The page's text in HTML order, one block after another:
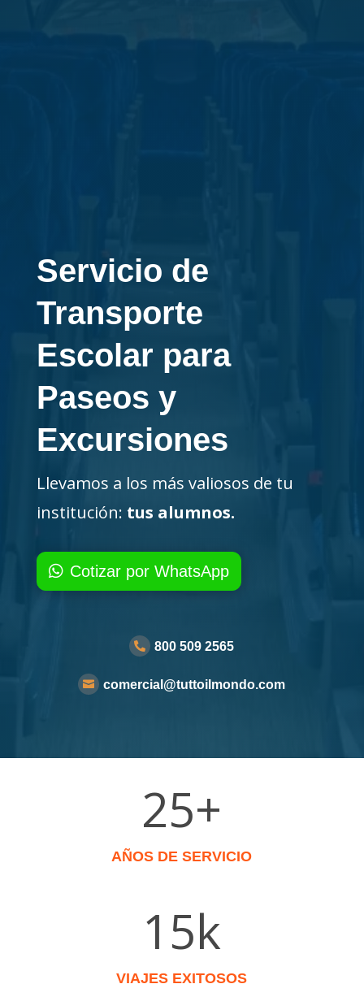
Servicio de
Transporte
Escolar para
Paseos y
Excursiones
Llevamos a los más valiosos de tu
institución: tus alumnos.
Cotizar por WhatsApp
 800 509 2565
 comercial@tuttoilmondo.com
25+
AÑOS DE SERVICIO
15k
VIAJES EXITOSOS